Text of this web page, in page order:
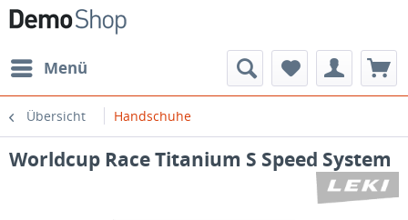
Menü
Übersicht Handschuhe
Worldcup Race Titanium S Speed System